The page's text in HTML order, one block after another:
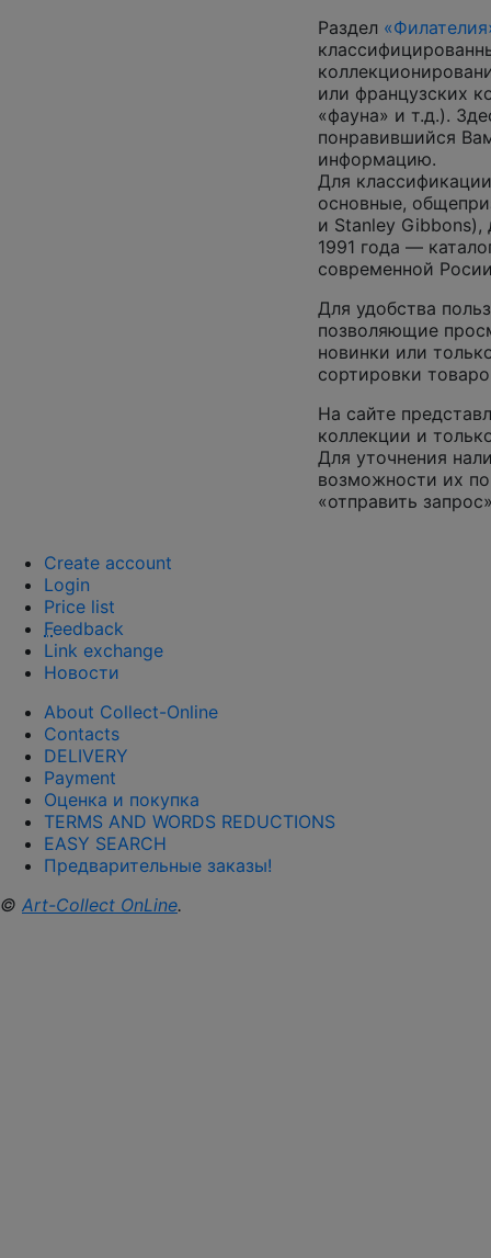
Раздел
или французских
«фауна» и т.д.).
понравившийся
информацию.
Для
основные,
и Stanley
1991 года —
современной
Для удобства
позволяющие
новинки или
сортировки
На сайте
коллекции и
Для уточнения
возможности их
«отправить
Create account
Login
Price list
Feedback
Link exchange
Новости
About Collect-Online
Contacts
DELIVERY
Payment
Оценка и покупка
TERMS AND WORDS REDUCTIONS
EASY SEARCH
Предварительные заказы!
© Art-Collect OnLine.